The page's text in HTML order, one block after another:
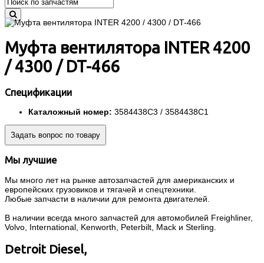
Муфта вентилятора INTER 4200
/ 4300 / DT-466
Спецификации
Каталожный номер: 3584438C3 / 3584438C1
Задать вопрос по товару
Мы лучшие
Мы много лет на рынке автозапчастей для американских и
европейских грузовиков и тягачей и спецтехники.
Любые запчасти в наличии для ремонта двигателей.
В наличии всегда много запчастей для автомобилей Freighliner,
Volvo, International, Kenworth, Peterbilt, Mack и Sterling.
Detroit Diesel,